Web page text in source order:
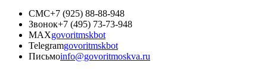
СМС+7 (925) 88-88-948
Звонок+7 (495) 73-73-948
MAXgovoritmskbot
Telegramgovoritmskbot
Письмоinfo@govoritmoskva.ru